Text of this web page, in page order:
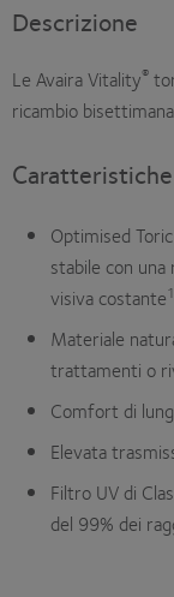
Descrizione
Le Avaira Vitality®
ricambio
Optimised
stabile con
visiva costante1
Materiale
trattamenti o
Comfort di
Elevata
Filtro UV di
del 99% dei